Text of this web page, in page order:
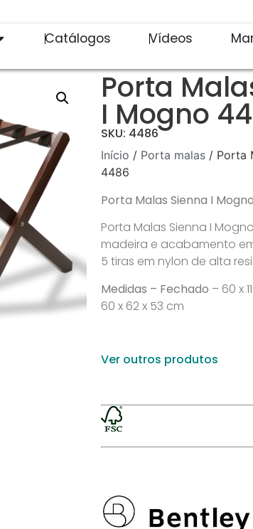
Catálogos Vídeos
Porta
I Mogno
SKU: 4486
Início / Porta malas/ Porta
4486
Porta Malas Sienna I
Porta Malas Sienna I
madeira e acabamento
5 tiras em nylon de alta
Medidas – Fechado – 60 x
60 x 62 x 53 cm
Ver outros produtos